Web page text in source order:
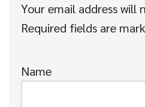
Your email address will
Required fields are
Name